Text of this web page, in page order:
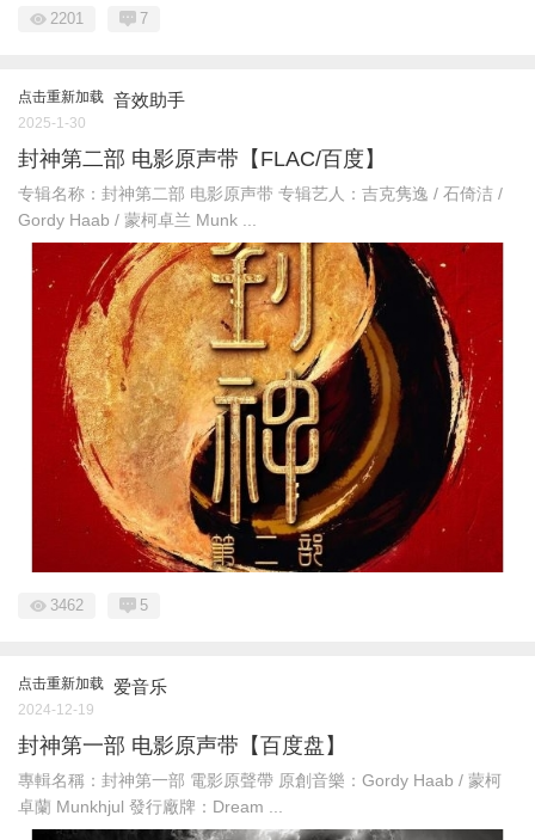
2201 7
点击重新加载 音效助手
2025-1-30
封神第二部 电影原声带【FLAC/百度】
专辑名称：封神第二部 电影原声带 专辑艺人：吉克隽逸 / 石倚洁 /
Gordy Haab / 蒙柯卓兰 Munk ...
3462 5
点击重新加载 爱音乐
2024-12-19
封神第一部 电影原声带【百度盘】
專輯名稱：封神第一部 電影原聲帶 原創音樂：Gordy Haab / 蒙柯
卓蘭 Munkhjul 發行廠牌：Dream ...